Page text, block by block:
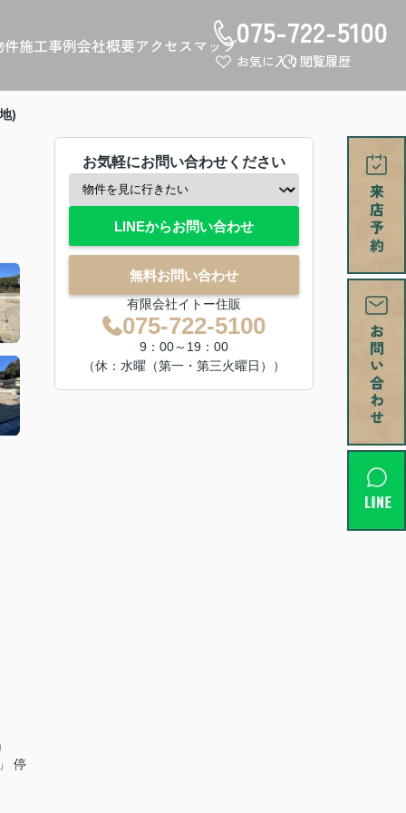
施工事例会社概要アクセスマップ075-722-5100
お気に入り 閲覧履歴
)
停
お気軽にお問い合わせください
LINEからお問い合わせ
無料お問い合わせ
有限会社イトー住販
075-722-5100
9：00～19：00
（休：水曜（第一・第三火曜日））